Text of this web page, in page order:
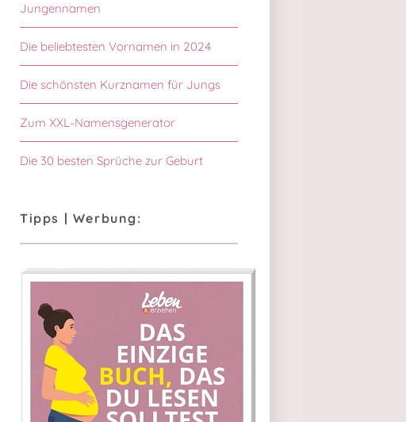
Jungennamen
Die beliebtesten Vornamen in 2024
Die schönsten Kurznamen für Jungs
Zum XXL-Namensgenerator
Die 30 besten Sprüche zur Geburt
Tipps | Werbung: